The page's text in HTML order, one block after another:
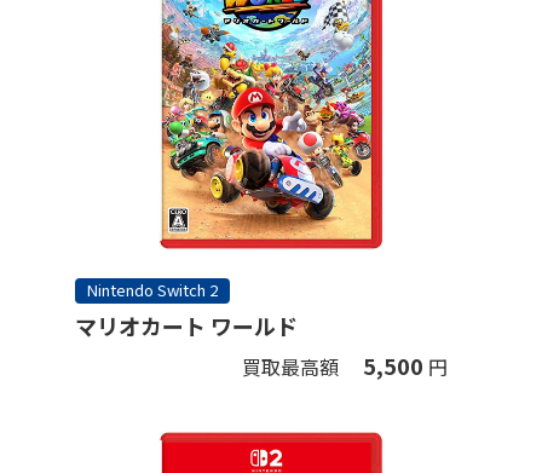
Nintendo Switch 2
マリオカート ワールド
買取最高額 5,500 円